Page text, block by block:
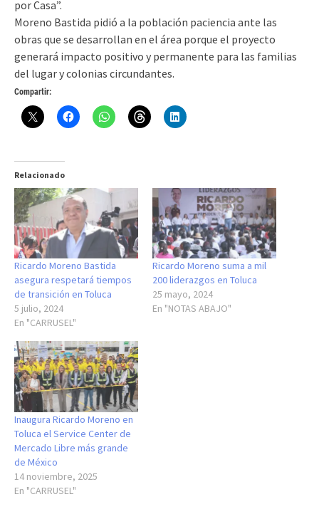
por Casa”.
Moreno Bastida pidió a la población paciencia ante las
obras que se desarrollan en el área porque el proyecto
generará impacto positivo y permanente para las familias
del lugar y colonias circundantes.
Compartir:
Relacionado
Ricardo Moreno Bastida
asegura respetará tiempos
de transición en Toluca
5 julio, 2024
En "CARRUSEL"
Ricardo Moreno suma a mil
200 liderazgos en Toluca
25 mayo, 2024
En "NOTAS ABAJO"
Inaugura Ricardo Moreno en
Toluca el Service Center de
Mercado Libre más grande
de México
14 noviembre, 2025
En "CARRUSEL"